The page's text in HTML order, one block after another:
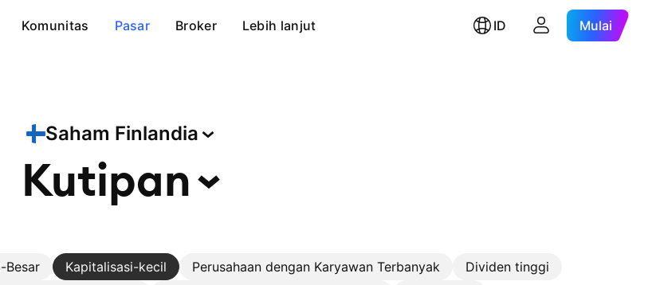
Komunitas Pasar Broker Lebih lanjut ID Mulai
Saham Finlandia
Kutipan
Besar Kapitalisasi-kecil Perusahaan dengan Karyawan Terbanyak
Dividen tinggi